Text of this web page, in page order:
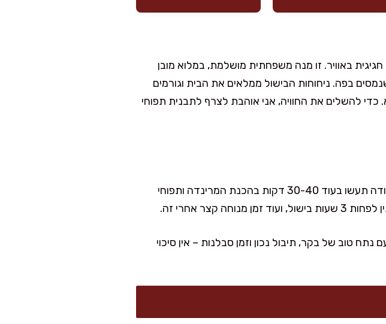
באוויר. זו מנה משפחתית מושלמת, במלוא מובן
בפה. ניחוחות הבישול ממלאים את הבית וגורמים
להשלים את החוויה, אני אוהבת לצרף לתבנית תפוחי
למרות שהמנה הזו דורשת כמה שעות טובות בתנור, את מרבית העבודה תעשו בעוד 30-40 דקות בהכנת המרינדה ותפוחי
אחרי זה.
טוב של בקר, תיבול נכון וזמן סבלנות – אין סיכוי